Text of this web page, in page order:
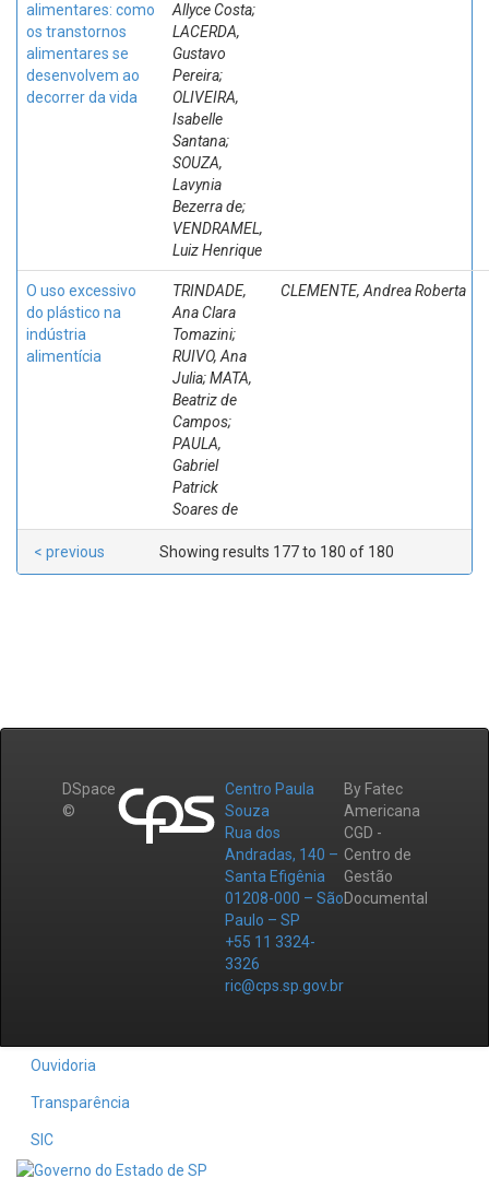
alimentares: como
os transtornos
alimentares se
desenvolvem ao
decorrer da vida
Allyce Costa;
LACERDA,
Gustavo
Pereira;
OLIVEIRA,
Isabelle
Santana;
SOUZA,
Lavynia
Bezerra de;
VENDRAMEL,
Luiz Henrique
O uso excessivo
do plástico na
indústria
alimentícia
TRINDADE,
Ana Clara
Tomazini;
RUIVO, Ana
Julia; MATA,
Beatriz de
Campos;
PAULA,
Gabriel
Patrick
Soares de
CLEMENTE, Andrea Roberta
Showing results 177 to 180 of 180
< previous
DSpace
©
Centro Paula
Souza
Rua dos
Andradas, 140 –
Santa Efigênia
01208-000 – São
Paulo – SP
+55 11 3324-
3326
ric@cps.sp.gov.br
By Fatec
Americana
CGD -
Centro de
Gestão
Documental
Ouvidoria
Transparência
SIC